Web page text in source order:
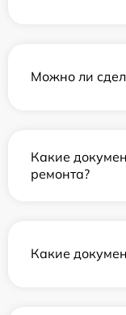
Можно ли
Какие
ремонта?
Какие